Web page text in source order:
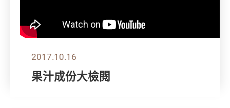
2017.10.16
果汁成份大檢閱